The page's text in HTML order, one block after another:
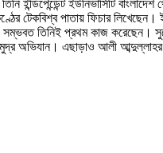
ইন্ডিপেন্ডেন্ট ইউনিভার্সিটি
টেকবিশ্ব পাতায় ফিচার
সম্ভবত তিনিই প্রথম কাজ করেছেন।
অভিযান। এছাড়াও আলী